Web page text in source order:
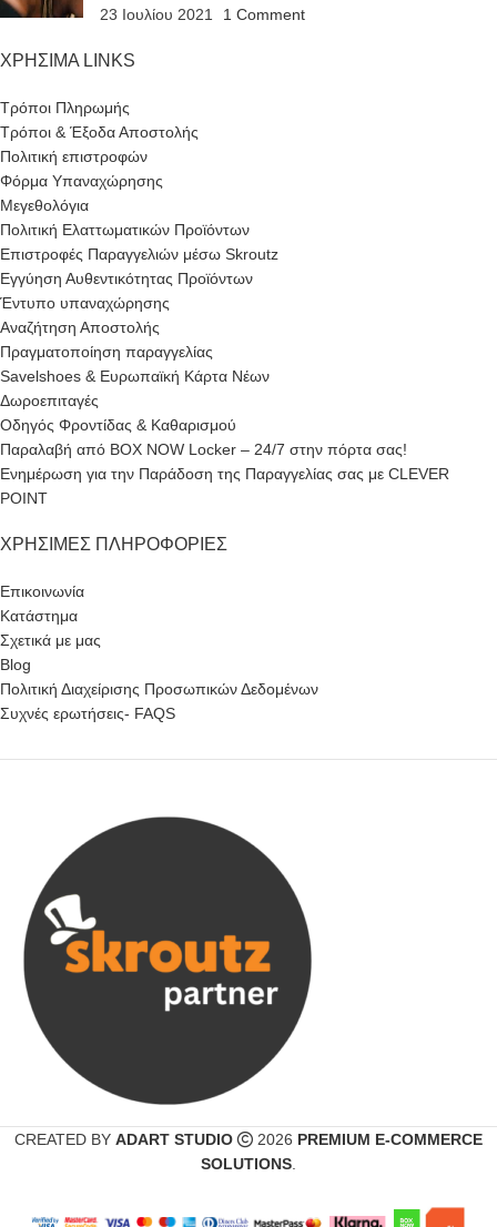
23 Ιουλίου 2021
1 Comment
ΧΡΗΣΙΜΑ LINKS
Τρόποι Πληρωμής
Τρόποι & Έξοδα Αποστολής
Πολιτική επιστροφών
Φόρμα Υπαναχώρησης
Μεγεθολόγια
Πολιτική Ελαττωματικών Προϊόντων
Επιστροφές Παραγγελιών μέσω Skroutz
Εγγύηση Αυθεντικότητας Προϊόντων
Έντυπο υπαναχώρησης
Αναζήτηση Αποστολής
Πραγματοποίηση παραγγελίας
Savelshoes & Ευρωπαϊκή Κάρτα Νέων
Δωροεπιταγές
Οδηγός Φροντίδας & Καθαρισμού
Παραλαβή από BOX NOW Locker – 24/7 στην πόρτα σας!
Ενημέρωση για την Παράδοση της Παραγγελίας σας με CLEVER
POINT
ΧΡΉΣΙΜΕΣ ΠΛΗΡΟΦΟΡΊΕΣ
Επικοινωνία
Κατάστημα
Σχετικά με μας
Blog
Πολιτική Διαχείρισης Προσωπικών Δεδομένων
Συχνές ερωτήσεις- FAQS
CREATED BY ADART STUDIO 2026 PREMIUM E-COMMERCE
SOLUTIONS.